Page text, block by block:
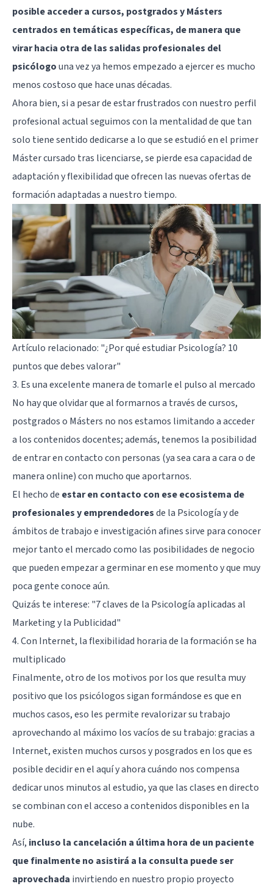
posible acceder a cursos, postgrados y Másters
centrados en temáticas específicas, de manera que
virar hacia otra de las salidas profesionales del
psicólogouna vez ya hemos empezado a ejercer es mucho
menos costoso que hace unas décadas.
Ahora bien, si a pesar de estar frustrados con nuestro perfil
profesional actual seguimos con la mentalidad de que tan
solo tiene sentido dedicarse a lo que se estudió en el primer
Máster cursado tras licenciarse, se pierde esa capacidad de
adaptación y flexibilidad que ofrecen las nuevas ofertas de
formación adaptadas a nuestro tiempo.
Artículo relacionado: "¿Por qué estudiar Psicología? 10
puntos que debes valorar"
3. Es una excelente manera de tomarle el pulso al mercado
No hay que olvidar que al formarnos a través de cursos,
postgrados o Másters no nos estamos limitando a acceder
a los contenidos docentes; además, tenemos la posibilidad
de entrar en contacto con personas (ya sea cara a cara o de
manera online) con mucho que aportarnos.
El hecho de estar en contacto con ese ecosistema de
profesionales y emprendedoresde la Psicología y de
ámbitos de trabajo e investigación afines sirve para conocer
mejor tanto el mercado como las posibilidades de negocio
que pueden empezar a germinar en ese momento y que muy
poca gente conoce aún.
Quizás te interese: "7 claves de la Psicología aplicadas al
Marketing y la Publicidad"
4. Con Internet, la flexibilidad horaria de la formación se ha
multiplicado
Finalmente, otro de los motivos por los que resulta muy
positivo que los psicólogos sigan formándose es que en
muchos casos, eso les permite revalorizar su trabajo
aprovechando al máximo los vacíos de su trabajo: gracias a
Internet, existen muchos cursos y posgrados en los que es
posible decidir en el aquí y ahora cuándo nos compensa
dedicar unos minutos al estudio, ya que las clases en directo
se combinan con el acceso a contenidos disponibles en la
nube.
Así, incluso la cancelación a última hora de un paciente
que finalmente no asistirá a la consulta puede ser
aprovechada invirtiendo en nuestro propio proyecto